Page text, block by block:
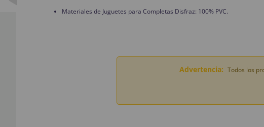
Materiales de Juguetes para Completas Disfraz: 100% PVC.
Advertencia: Todos los